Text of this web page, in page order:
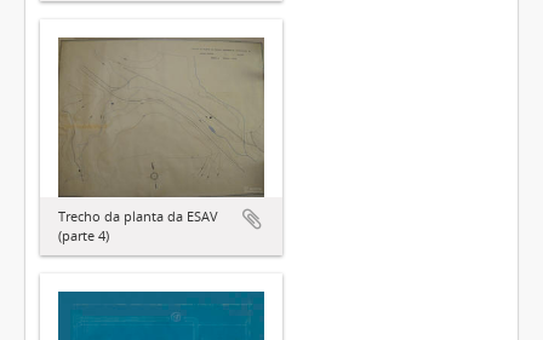
Trecho da planta da ESAV
(parte 4)